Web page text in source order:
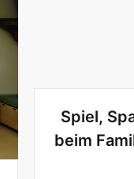
Spiel,
beim